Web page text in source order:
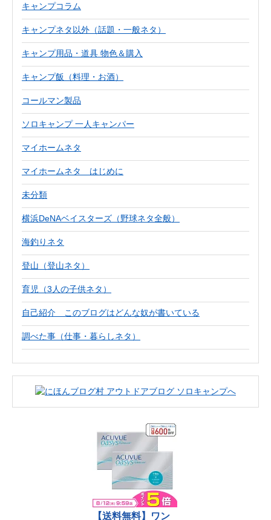
キャンプコラム
キャンプネタ以外（話題・一般ネタ）
キャンプ用品・道具 物色＆購入
キャンプ飯（料理・お酒）
コールマン製品
ソロキャンプ 一人キャンパー
マイホームネタ
マイホームネタ はじめに
未分類
横浜DeNAベイスターズ（野球ネタ全般）
海釣りネタ
登山（登山ネタ）
育児（3人の子供ネタ）
自己紹介 このブログはどんな奴が書いている
調べた事（仕事・暮らしネタ）